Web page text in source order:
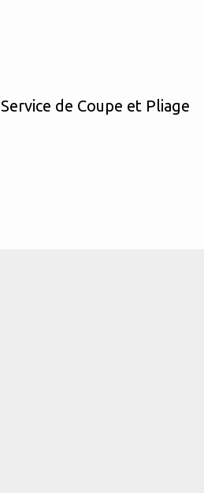
Service de Coupe et Pliage